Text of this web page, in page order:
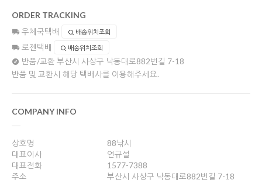
ORDER TRACKING
우체국택배 배송위치조회
로젠택배 배송위치조회
반품/교환 부산시 사상구 낙동대로882번길 7-18
반품 및 교환시 해당 택배사를 이용해주세요.
COMPANY INFO
상호명
88낚시
대표이사
연규설
대표전화
1577-7388
주소
부산시 사상구 낙동대로882번길 7-18